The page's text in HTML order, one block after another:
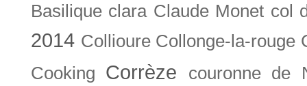
Basilique clara Claude Monet col
2014 Collioure Collonge-la-rouge
Cooking
Corrèze couronne de